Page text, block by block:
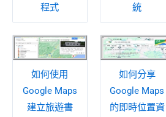
程式
統
如何使用
Google Maps
建立旅遊書
如何分享
Google Maps
的即時位置資